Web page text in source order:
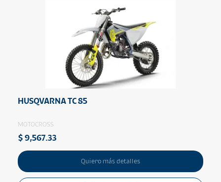
HUSQVARNA TC 85
MOTOCROSS
$ 9,567.33
Quiero más detalles